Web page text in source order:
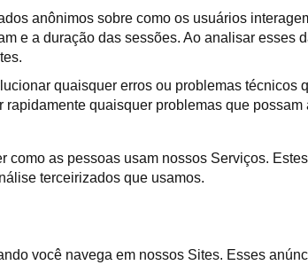
anônimos sobre como os usuários
e a duração das sessões. Ao analisar esses
quaisquer erros ou problemas técnicos
quaisquer problemas que
as pessoas usam nossos Serviços.
terceirizados que usamos.
você navega em nossos Sites. Esses